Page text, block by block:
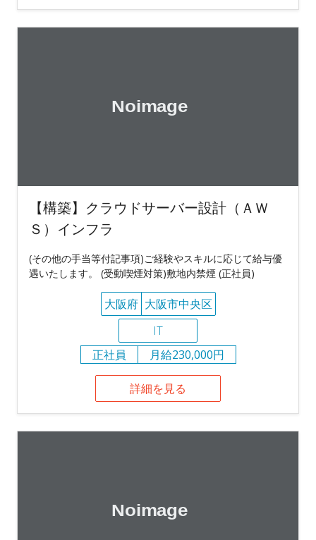
【構築】クラウドサーバー設計（ＡＷ
Ｓ）インフラ
(その他の手当等付記事項)ご経験やスキルに応じて給与優
遇いたします。 (受動喫煙対策)敷地内禁煙 (正社員)
大阪府 大阪市中央区
IT
正社員
月給230,000円
詳細を見る